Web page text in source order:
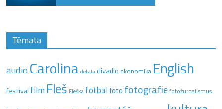
Témata
audio Carolina debata divadlo ekonomika English
festival film Fleš Fleška fotbal foto fotografie fotožurnalismus